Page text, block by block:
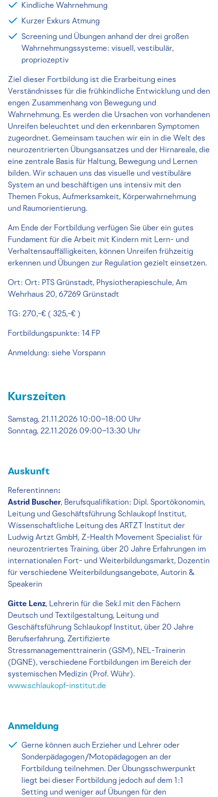
Kindliche Wahrnehmung
Kurzer Exkurs Atmung
Screening und Übungen anhand der drei großen
Wahrnehmungssysteme: visuell, vestibulär,
propriozeptiv
Ziel dieser Fortbildung ist die Erarbeitung eines
Verständnisses für die frühkindliche Entwicklung und den
engen Zusammenhang von Bewegung und
Wahrnehmung. Es werden die Ursachen von vorhandenen
Unreifen beleuchtet und den erkennbaren Symptomen
zugeordnet. Gemeinsam tauchen wir ein in die Welt des
neurozentrierten Übungsansatzes und der Hirnareale, die
eine zentrale Basis für Haltung, Bewegung und Lernen
bilden. Wir schauen uns das visuelle und vestibuläre
System an und beschäftigen uns intensiv mit den
Themen Fokus, Aufmerksamkeit, Körperwahrnehmung
und Raumorientierung.
Am Ende der Fortbildung verfügen Sie über ein gutes
Fundament für die Arbeit mit Kindern mit Lern- und
Verhaltensauffälligkeiten, können Unreifen frühzeitig
erkennen und Übungen zur Regulation gezielt einsetzen.
Ort: Ort: PTS Grünstadt, Physiotherapieschule, Am
Wehrhaus 20, 67269 Grünstadt
TG: 270,-€ ( 325,-€ )
Fortbildungspunkte: 14 FP
Anmeldung: siehe Vorspann
Kurszeiten
Samstag, 21.11.2026 10:00–18:00 Uhr
Sonntag, 22.11.2026 09:00–13:30 Uhr
Auskunft
Referentinnen:
Astrid Buscher, Berufsqualifikation: Dipl. Sportökonomin,
Leitung und Geschäftsführung Schlaukopf Institut,
Wissenschaftliche Leitung des ARTZT Institut der
Ludwig Artzt GmbH, Z-Health Movement Specialist für
neurozentriertes Training, über 20 Jahre Erfahrungen im
internationalen Fort- und Weiterbildungsmarkt, Dozentin
für verschiedene Weiterbildungsangebote, Autorin &
Speakerin
Gitte Lenz, Lehrerin für die Sek.I mit den Fächern
Deutsch und Textilgestaltung, Leitung und
Geschäftsführung Schlaukopf Institut, über 20 Jahre
Berufserfahrung, Zertifizierte
Stressmanagementtrainerin (GSM), NEL-Trainerin
(DGNE), verschiedene Fortbildungen im Bereich der
systemischen Medizin (Prof. Wühr).
www.schlaukopf-institut.de
Anmeldung
Gerne können auch Erzieher und Lehrer oder
Sonderpädagogen/Motopädagogen an der
Fortbildung teilnehmen. Der Übungsschwerpunkt
liegt bei dieser Fortbildung jedoch auf dem 1:1
Setting und weniger auf Übungen für den